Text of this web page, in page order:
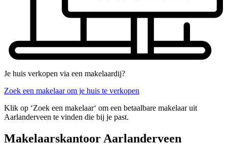
Je huis verkopen via een makelaardij?
Zoek een makelaar om je huis te verkopen
Klik op ‘Zoek een makelaar‘ om een betaalbare makelaar uit
Aarlanderveen te vinden die bij je past.
Makelaarskantoor Aarlanderveen